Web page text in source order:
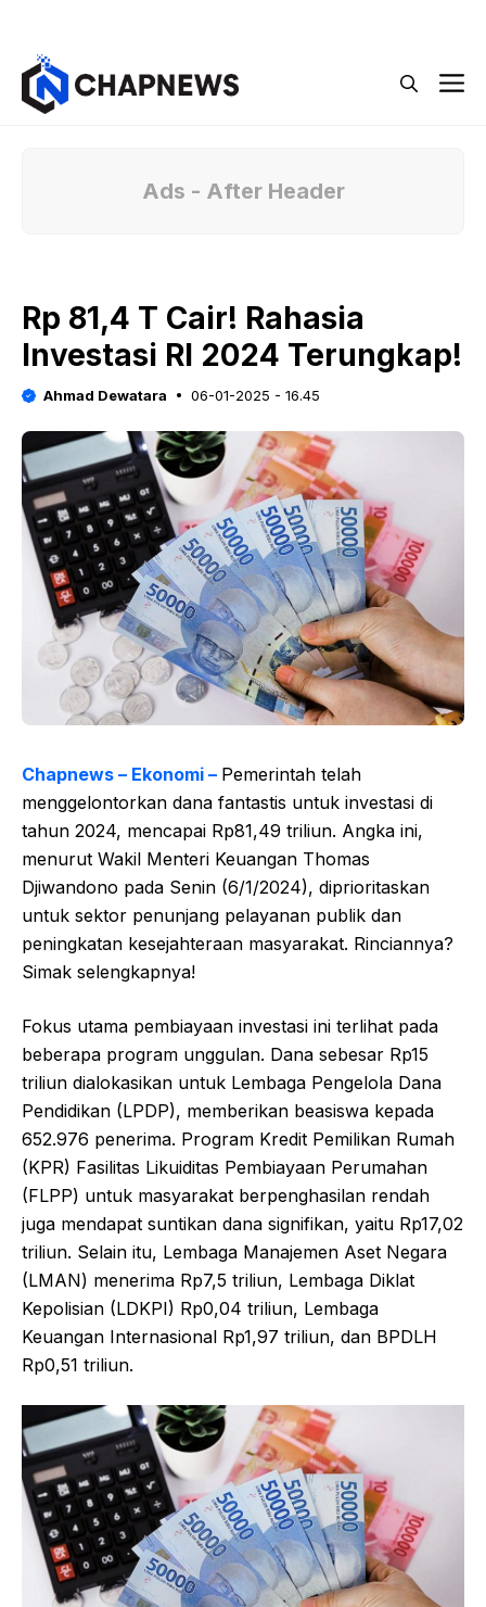
Ads - After Header
Rp 81,4 T Cair! Rahasia
Investasi RI 2024 Terungkap!
Ahmad Dewatara 06-01-2025 - 16.45
Chapnews – Ekonomi – Pemerintah telah
menggelontorkan dana fantastis untuk investasi di
tahun 2024, mencapai Rp81,49 triliun. Angka ini,
menurut Wakil Menteri Keuangan Thomas
Djiwandono pada Senin (6/1/2024), diprioritaskan
untuk sektor penunjang pelayanan publik dan
peningkatan kesejahteraan masyarakat. Rinciannya?
Simak selengkapnya!
Fokus utama pembiayaan investasi ini terlihat pada
beberapa program unggulan. Dana sebesar Rp15
triliun dialokasikan untuk Lembaga Pengelola Dana
Pendidikan (LPDP), memberikan beasiswa kepada
652.976 penerima. Program Kredit Pemilikan Rumah
(KPR) Fasilitas Likuiditas Pembiayaan Perumahan
(FLPP) untuk masyarakat berpenghasilan rendah
juga mendapat suntikan dana signifikan, yaitu Rp17,02
triliun. Selain itu, Lembaga Manajemen Aset Negara
(LMAN) menerima Rp7,5 triliun, Lembaga Diklat
Kepolisian (LDKPI) Rp0,04 triliun, Lembaga
Keuangan Internasional Rp1,97 triliun, dan BPDLH
Rp0,51 triliun.